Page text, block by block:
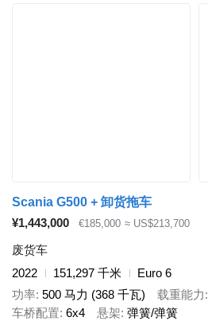
Scania G500 + 卸货拖车
¥1,443,000
€185,000 ≈ US$213,700
废货车
2022
151,297 千米
Euro 6
功率 500 马力 (368 千瓦) 载重能力
车桥配置 6x4 悬架 弹簧/弹簧